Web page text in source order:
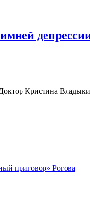
Кристина
приговор» Рогова